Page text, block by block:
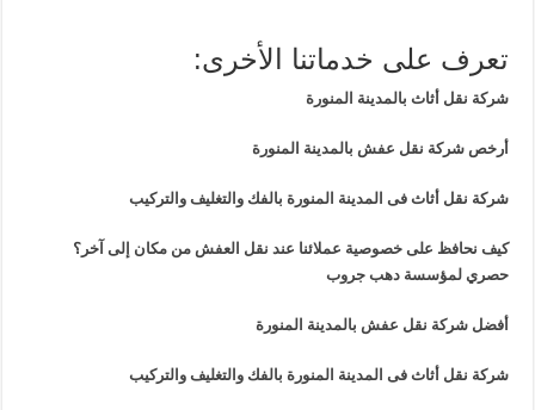
تعرف على خدماتنا الأخرى:
شركة نقل أثاث بالمدينة المنورة
أرخص شركة نقل عفش بالمدينة المنورة
شركة نقل أثاث فى المدينة المنورة بالفك والتغليف والتركيب
كيف نحافظ على خصوصية عملائنا عند نقل العفش من مكان إلى آخر؟
حصري لمؤسسة دهب جروب
أفضل شركة نقل عفش بالمدينة المنورة
شركة نقل أثاث فى المدينة المنورة بالفك والتغليف والتركيب